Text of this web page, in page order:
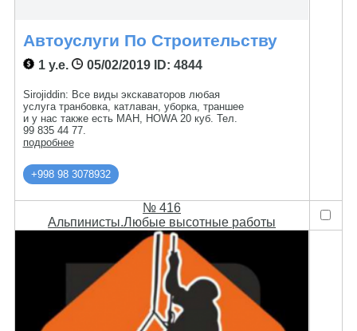
Автоуслуги По Строительству
1 у.е. 05/02/2019ID: 4844
Sirojiddin: Все виды экскаваторов любая
услуга транбовка, катлаван, уборка, траншее
и у нас также есть МАН, HOWA 20 куб. Тел.
99 835 44 77.
подробнее
+998 98 3078932
№ 416
Альпинисты.Любые высотные работы